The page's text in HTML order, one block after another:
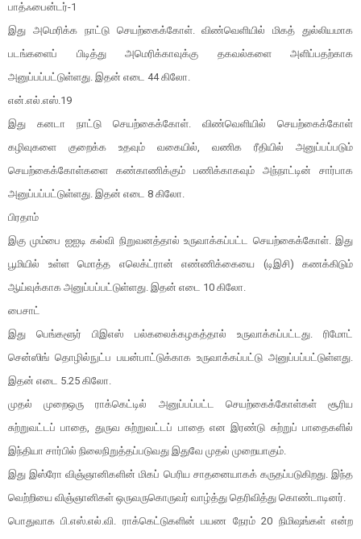
பாத்ஃபைன்டர்-1
இது அமெரிக்க நாட்டு செயற்கைக்கோள். விண்வெளியில் மிகத் துல்லியமாக
படங்களைப் பிடித்து அமெரிக்காவுக்கு தகவல்களை அளிப்பதற்காக
அனுப்பப்பட்டுள்ளது. இதன் எடை 44 கிலோ.
என்.எல்.எஸ்.19
இது கனடா நாட்டு செயற்கைக்கோள். விண்வெளியில் செயற்கைக்கோள்
கழிவுகளை குறைக்க உதவும் வகையில், வணிக ரீதியில் அனுப்பப்படும்
செயற்கைக்கோள்களை கண்காணிக்கும் பணிக்காகவும் அந்நாட்டின் சார்பாக
அனுப்பப்பட்டுள்ளது. இதன் எடை 8 கிலோ.
பிரதாம்
இகு மும்பை ஐஐடி கல்வி நிறுவனத்தால் உருவாக்கப்பட்ட செயற்கைக்கோள். இது
பூமியில் உள்ள மொத்த எலெக்ட்ரான் எண்ணிக்கையை (டிஇசி) கணக்கிடும்
ஆய்வுக்காக அனுப்பப்பட்டுள்ளது. இதன் எடை 10 கிலோ.
பைசாட்
இது பெங்களூர் பிஇஎஸ் பல்கலைக்கழகத்தால் உருவாக்கப்பட்டது. ரிமோட்
சென்ஸிங் தொழில்நுட்ப பயன்பாட்டுக்காக உருவாக்கப்பட்டு அனுப்பப்பட்டுள்ளது.
இதன் எடை 5.25 கிலோ.
முதல் முறைஒரு ராக்கெட்டில் அனுப்பப்பட்ட செயற்கைக்கோள்கள் சூரிய
சுற்றுவட்டப் பாதை, துருவ சுற்றுவட்டப் பாதை என இரண்டு சுற்றுப் பாதைகளில்
இந்தியா சார்பில் நிலைநிறுத்தப்படுவது இதுவே முதல் முறையாகும்.
இது இஸ்ரோ விஞ்ஞானிகளின் மிகப் பெரிய சாதனையாகக் கருதப்படுகிறது. இந்த
வெற்றியை விஞ்ஞானிகள் ஒருவருகொருவர் வாழ்த்து தெரிவித்து கொண்டாடினர்.
பொதுவாக பி.எஸ்.எல்.வி. ராக்கெட்டுகளின் பயண நேரம் 20 நிமிஷங்கள் என்ற